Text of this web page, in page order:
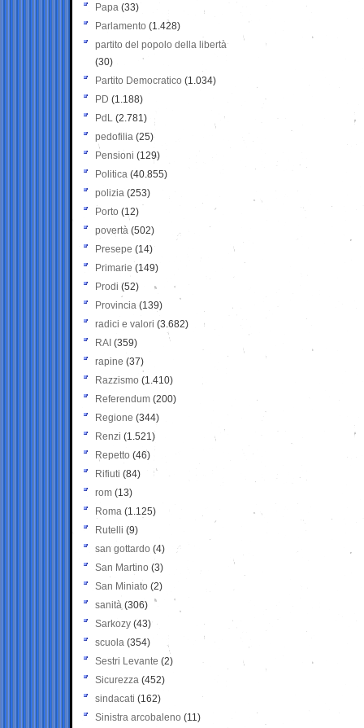
Papa (33)
Parlamento (1.428)
partito del popolo della libertà
(30)
Partito Democratico (1.034)
PD (1.188)
PdL (2.781)
pedofilia (25)
Pensioni (129)
Politica (40.855)
polizia (253)
Porto (12)
povertà (502)
Presepe (14)
Primarie (149)
Prodi (52)
Provincia (139)
radici e valori (3.682)
RAI (359)
rapine (37)
Razzismo (1.410)
Referendum (200)
Regione (344)
Renzi (1.521)
Repetto (46)
Rifiuti (84)
rom (13)
Roma (1.125)
Rutelli (9)
san gottardo (4)
San Martino (3)
San Miniato (2)
sanità (306)
Sarkozy (43)
scuola (354)
Sestri Levante (2)
Sicurezza (452)
sindacati (162)
Sinistra arcobaleno (11)